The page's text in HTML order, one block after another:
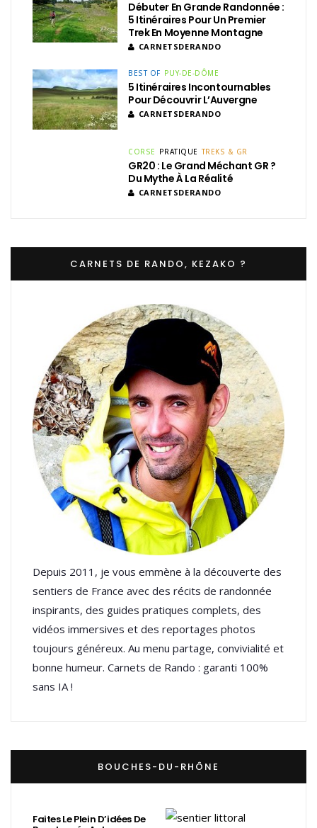
Débuter En Grande Randonnée :
5 Itinéraires Pour Un Premier
Trek En Moyenne Montagne
CARNETSDERANDO
BEST OF PUY-DE-DÔME
5 Itinéraires Incontournables
Pour Découvrir L’Auvergne
CARNETSDERANDO
CORSE PRATIQUE TREKS & GR
GR20 : Le Grand Méchant GR ?
Du Mythe À La Réalité
CARNETSDERANDO
CARNETS DE RANDO, KEZAKO ?
Depuis 2011, je vous emmène à la découverte des
sentiers de France avec des récits de randonnée
inspirants, des guides pratiques complets, des
vidéos immersives et des reportages photos
toujours généreux. Au menu partage, convivialité et
bonne humeur. Carnets de Rando : garanti 100%
sans IA !
BOUCHES-DU-RHÔNE
Faites Le Plein D’idées De